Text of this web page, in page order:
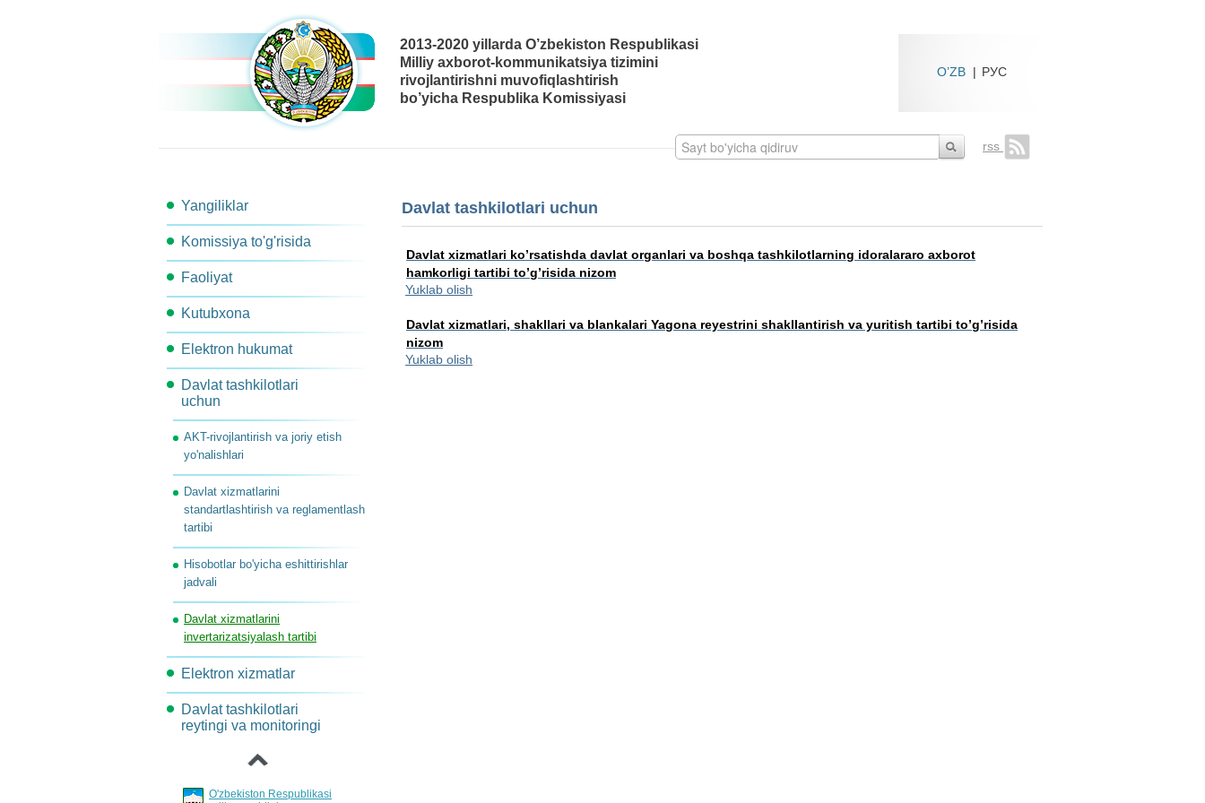
O’ZB | РУС
2013-2020 yillarda O’zbekiston Respublikasi
Milliy axborot-kommunikatsiya tizimini
rivojlantirishni muvofiqlashtirish
bo’yicha Respublika Komissiyasi
rss
Yangiliklar
Komissiya to'g'risida
Komissiya tarkibi
Komissiya kotibiyati
Komissiya ishchi organlari
Bog'lanish
Komissiya topshiriqlari
Faoliyat
Ishchi guruhlar
Komissiya qarori
Ish rejasi
Kutubxona
Metodik materiallar
Me'yoriy-Huquqiy xujjatlar
Elektron hukumat
Arxitektura
Maqsadli indekatorlar va
ko'rsatkichlar
Jarayonlar davomidagi
harakatlarni qayta tashkil
etish
Loyihalar va tadbirlar
Davlat tashkilotlari
uchun
AKT-rivojlantirish va joriy etish
yo'nalishlari
Davlat xizmatlarini
standartlashtirish va reglamentlash
tartibi
Hisobotlar bo'yicha eshittirishlar
jadvali
Davlat xizmatlarini
invertarizatsiyalash tartibi
Elektron xizmatlar
Loyihalar xujjatlarini
muhokama qilish
Davlat tashkilotlari
reytingi va monitoringi
O'zbekiston Respublikasi
‹
Davlat tashkilotlari uchun
Davlat xizmatlari ko’rsatishda davlat organlari va boshqa tashkilotlarning idoralararo axborot
hamkorligi tartibi to’g’risida nizom
Yuklab olish
Davlat xizmatlari, shakllari va blankalari Yagona reyestrini shakllantirish va yuritish tartibi to’g’risida
nizom
Yuklab olish